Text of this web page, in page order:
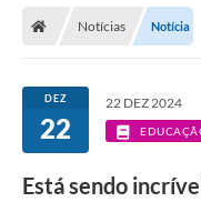
Notícias Notícia
DEZ
22
22 DEZ 2024
Está sendo